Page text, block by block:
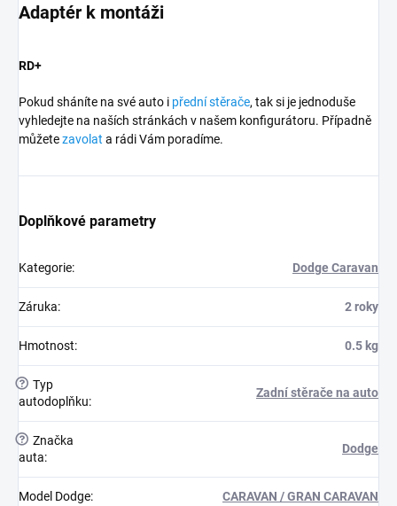
Adaptér k montáži
RD+
Pokud sháníte na své auto i přední stěrače, tak si je jednoduše
vyhledejte na naších stránkách v našem konfigurátoru. Případně
můžetezavolat a rádi Vám poradíme.
Doplňkové parametry
Kategorie: Dodge Caravan
Záruka: 2 roky
Hmotnost: 0.5 kg
? Typ
autodoplňku:
Zadní stěrače na auto
? Značka
auta:
Dodge
Model Dodge: CARAVAN / GRAN CARAVAN